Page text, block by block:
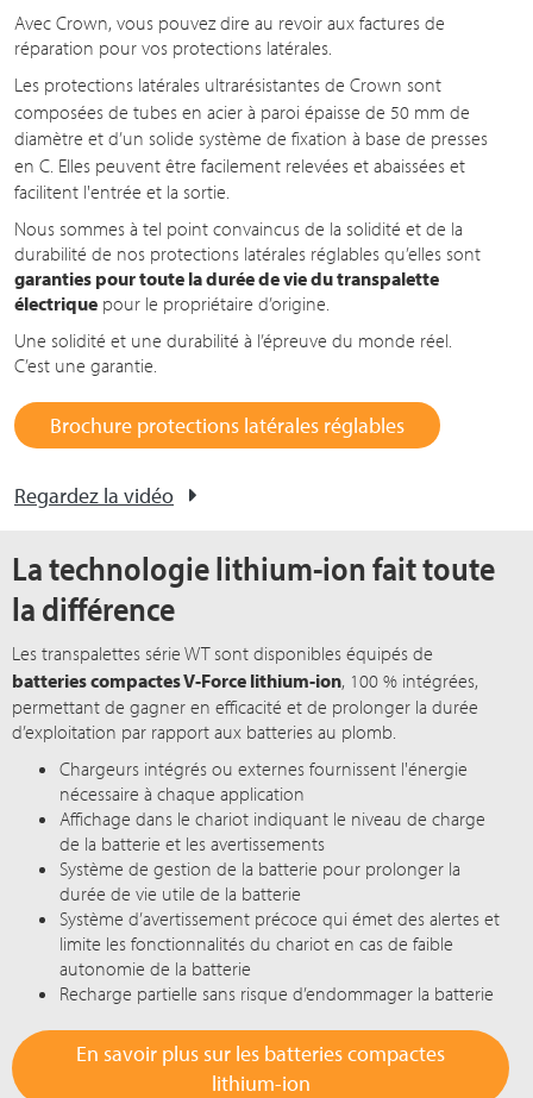
Avec Crown, vous pouvez dire au revoir aux factures de
réparation pour vos protections latérales.
Les protections latérales ultrarésistantes de Crown sont
composées de tubes en acier à paroi épaisse de 50 mm de
diamètre et d’un solide système de fixation à base de presses
en C . Elles peuvent être facilement relevées et abaissées et
facilitent l'entrée et la sortie.
Nous sommes à tel point convaincus de la solidité et de la
durabilité de nos protections latérales réglables qu’elles sont
garanties pour toute la durée de vie du transpalette
électrique pour le propriétaire d’origine.
Une solidité et une durabilité à l’épreuve du monde réel.
C’est une garantie.
Brochure protections latérales réglables
Regardez la vidéo
La technologie lithium-ion fait toute
la différence
Les transpalettes série WT sont disponibles équipés de
batteries compactes V-Force lithium-ion, 100 % intégrées,
permettant de gagner en efficacité et de prolonger la durée
d’exploitation par rapport aux batteries au plomb.
Chargeurs intégrés ou externes fournissent l'énergie
nécessaire à chaque application
Affichage dans le chariot indiquant le niveau de charge
de la batterie et les avertissements
Système de gestion de la batterie pour prolonger la
durée de vie utile de la batterie
Système d’avertissement précoce qui émet des alertes et
limite les fonctionnalités du chariot en cas de faible
autonomie de la batterie
Recharge partielle sans risque d’endommager la batterie
En savoir plus sur les batteries compactes
lithium-ion